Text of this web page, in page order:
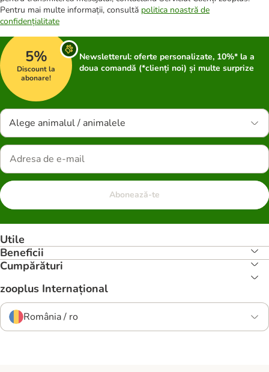
Pentru mai multe informații, consultă politica noastră de
confidențialitate
5%
Discount la
abonare!
Newsletterul: oferte personalizate, 10%* la a
doua comandă (*clienți noi) și multe surprize
Alege animalul / animalele
Abonează-te
Utile
Beneficii
Cumpărături
zooplus Internațional
România / ro